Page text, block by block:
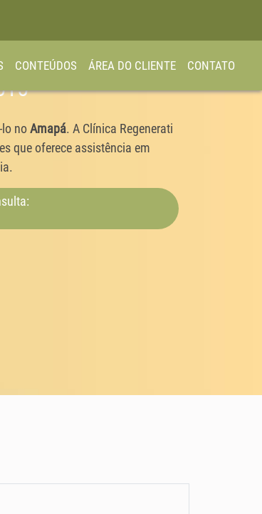
CONTEÚDOS ÁREA DO CLIENTE CONTATO
lo noAmapá. A Clínica Regenerati
que oferece assistência em